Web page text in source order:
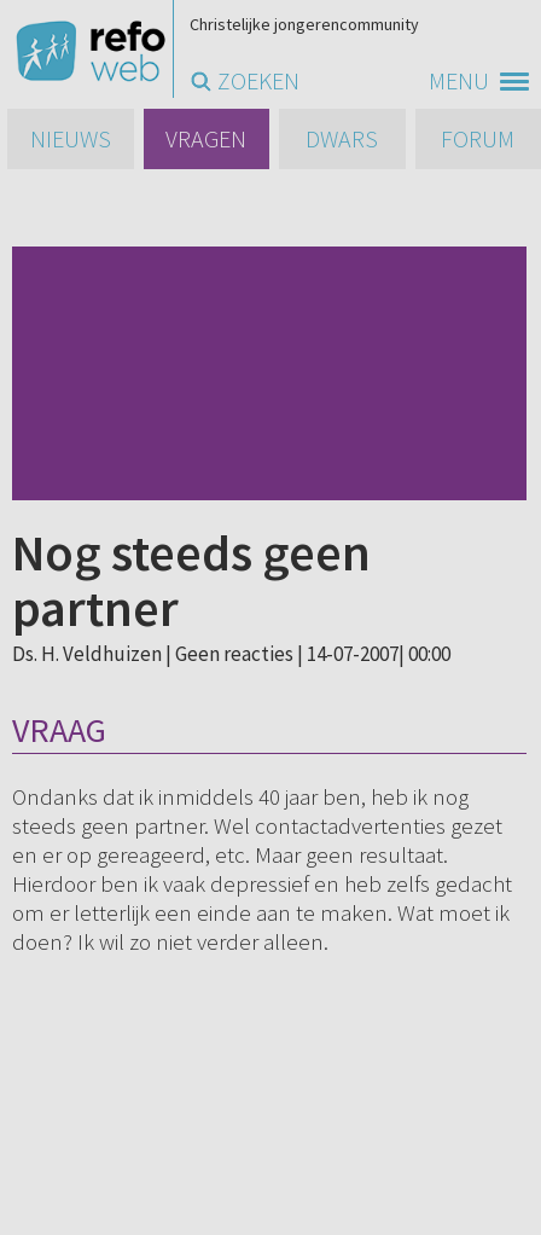
MENU
Christelijke jongerencommunity
ZOEKEN
NIEUWS
VRAGEN DWARS FORUM
Nog steeds geen
partner
Ds. H. Veldhuizen | Geen reacties | 14-07-2007| 00:00
VRAAG
Ondanks dat ik inmiddels 40 jaar ben, heb ik nog
steeds geen partner. Wel contactadvertenties gezet
en er op gereageerd, etc. Maar geen resultaat.
Hierdoor ben ik vaak depressief en heb zelfs gedacht
om er letterlijk een einde aan te maken. Wat moet ik
doen? Ik wil zo niet verder alleen.